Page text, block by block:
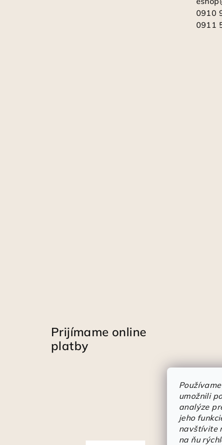
umožnili
analýze
jeho
navštívite
na ňu
0910
0911
Prijímame online
platby